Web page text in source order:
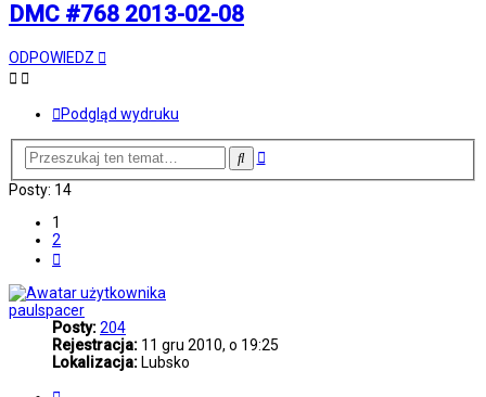
DMC #768 2013-02-08
ODPOWIEDZ
Podgląd wydruku
SzukajWyszukiwanie
Posty: 14
1
2
paulspacer
Posty:204
Rejestracja: 11 gru 2010, o 19:25
Lokalizacja: Lubsko